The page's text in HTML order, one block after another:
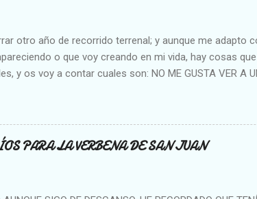
otro año de recorrido terrenal; y aunque me adapto
o que voy creando en mi vida, hay cosas
y os voy a contar cuales son: NO ME GUSTA VER A
NO ME GUSTA LA GENTE QUE SE APROPIA DE LO
PIDIENDO EN LAS CALLES. NO ME GUSTA
CLASE. NO ME GUSTA LA GENTE QUE SOLO TRABAJA
PARA LA VERBENA DE SAN JUAN